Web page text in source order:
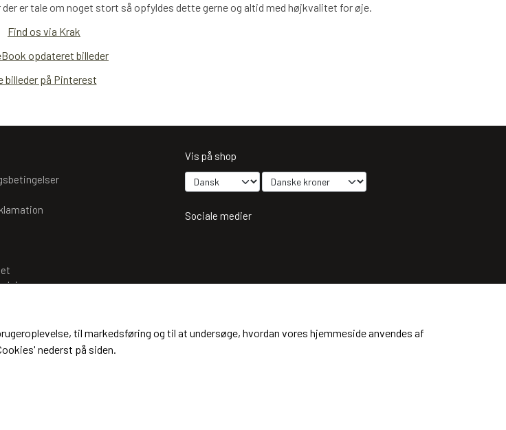
er tale om noget stort så opfyldes dette gerne og altid med højkvalitet for øje.
Find os via Krak
opdateret billeder
billeder på Pinterest
Vis på shop
Sociale medier
til markedsføring og til at undersøge, hvordan vores hjemmeside anvendes af
nederst på siden.